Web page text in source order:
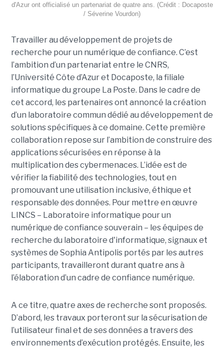
d'Azur ont officialisé un partenariat de quatre ans. (Crédit : Docaposte
/ Séverine Vourdon)
Travailler au développement de projets de
recherche pour un numérique de confiance. C’est
l’ambition d’un partenariat entre le CNRS,
l’Université Côte d’Azur et Docaposte, la filiale
informatique du groupe La Poste. Dans le cadre de
cet accord, les partenaires ont annoncé la création
d’un laboratoire commun dédié au développement de
solutions spécifiques à ce domaine. Cette première
collaboration repose sur l’ambition de construire des
applications sécurisées en réponse à la
multiplication des cybermenaces. L’idée est de
vérifier la fiabilité des technologies, tout en
promouvant une utilisation inclusive, éthique et
responsable des données. Pour mettre en œuvre
LINCS – Laboratoire informatique pour un
numérique de confiance souverain – les équipes de
recherche du laboratoire d'informatique, signaux et
systèmes de Sophia Antipolis portés par les autres
participants, travailleront durant quatre ans à
l’élaboration d’un cadre de confiance numérique.
A ce titre, quatre axes de recherche sont proposés.
D’abord, les travaux porteront sur la sécurisation de
l’utilisateur final et de ses données a travers des
environnements d’exécution protégés. Ensuite, les